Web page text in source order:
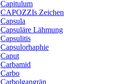
Capitulum
CAPOZZIs Zeichen
Capsula
Capsuläre Lähmung
Capsulitis
Capsulorhaphie
Caput
Carbamid
Carbo
Carbolgangrän